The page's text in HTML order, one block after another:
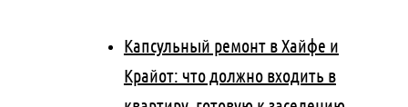
Капсульный ремонт в Хайфе и
Крайот: что должно входить в